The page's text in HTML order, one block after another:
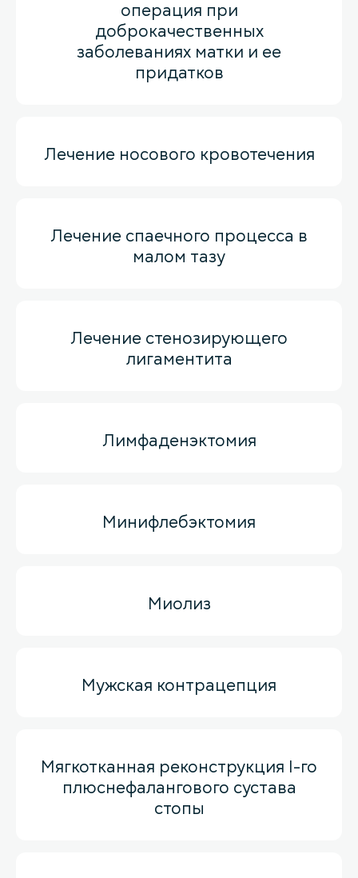
операция при
доброкачественных
заболеваниях матки и ее
придатков
Лечение носового кровотечения
Лечение спаечного процесса в
малом тазу
Лечение стенозирующего
лигаментита
Лимфаденэктомия
Минифлебэктомия
Миолиз
Мужская контрацепция
Мягкотканная реконструкция I-го
плюснефалангового сустава
стопы